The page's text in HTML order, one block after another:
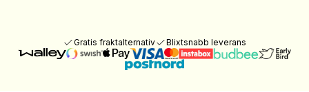
Gratis fraktalternativ Blixtsnabb leverans